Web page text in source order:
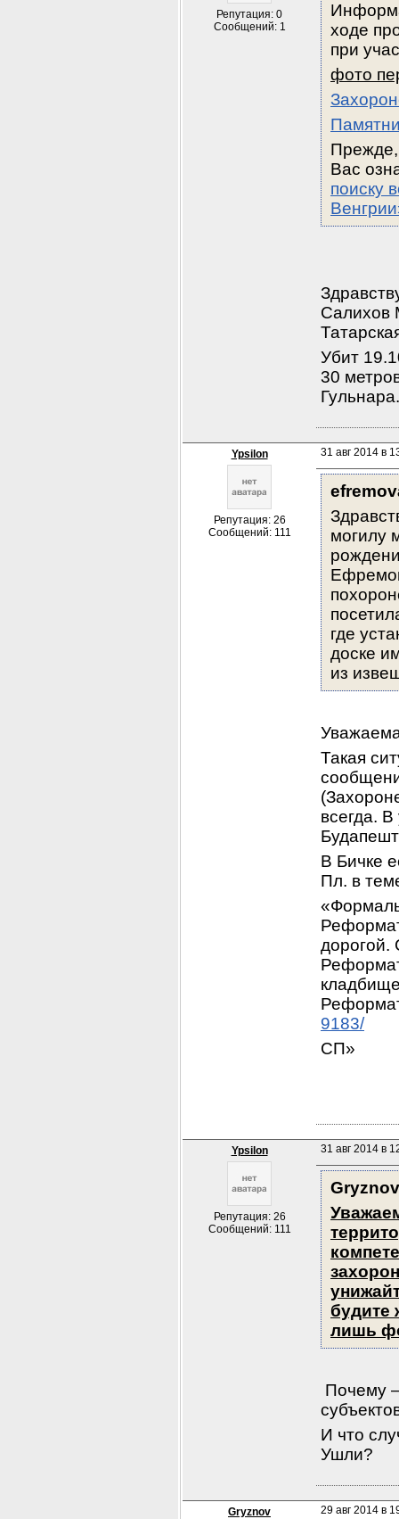
Репутация: 0
Сообщений: 1
ходе
при
фото
Прежде,
Вас
поиску
Салихов
Убит
30
Ypsilon
Репутация: 26
Сообщений: 111
31 авг 2014 в
могилу
где
доске
из
Такая
всегда.
В Бичке
Пл. в
дорогой.
9183/
СП»
Ypsilon
Репутация: 26
Сообщений: 111
31 авг 2014 в
Gryznov
будите
лишь
Почему
И что
Ушли?
Gryznov 29 авг 2014 в